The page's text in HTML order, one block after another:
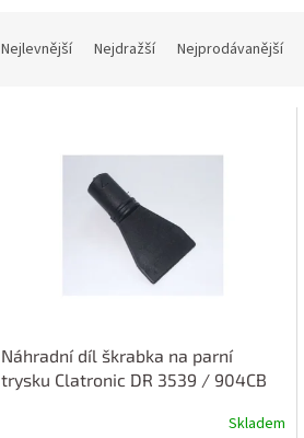
Nejlevnější Nejdražší Nejprodávanější
Náhradní díl škrabka na parní
trysku Clatronic DR 3539 / 904CB
Skladem